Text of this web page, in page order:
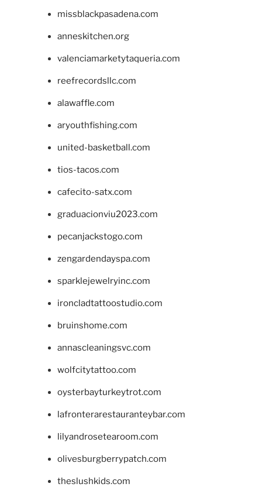
missblackpasadena.com
anneskitchen.org
valenciamarketytaqueria.com
reefrecordsllc.com
alawaffle.com
aryouthfishing.com
united-basketball.com
tios-tacos.com
cafecito-satx.com
graduacionviu2023.com
pecanjackstogo.com
zengardendayspa.com
sparklejewelryinc.com
ironcladtattoostudio.com
bruinshome.com
annascleaningsvc.com
wolfcitytattoo.com
oysterbayturkeytrot.com
lafronterarestauranteybar.com
lilyandrosetearoom.com
olivesburgberrypatch.com
theslushkids.com